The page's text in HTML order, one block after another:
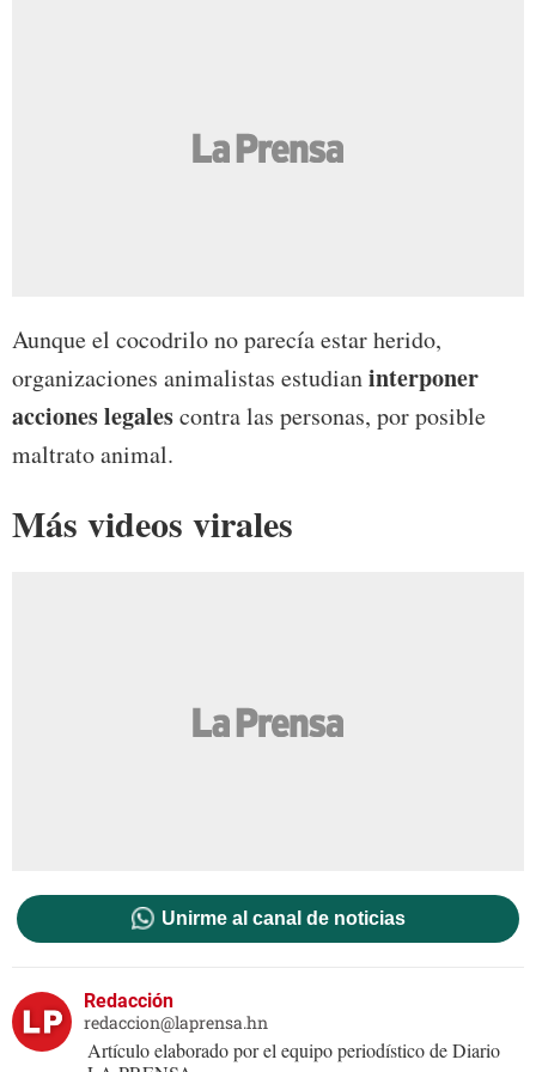
Aunque el cocodrilo no parecía estar herido,
organizaciones animalistas estudianinterponer
acciones legalescontra las personas, por posible
maltrato animal.
Más videos virales
Unirme al canal de noticias
Redacción
redaccion@laprensa.hn
Artículo elaborado por el equipo periodístico de Diario